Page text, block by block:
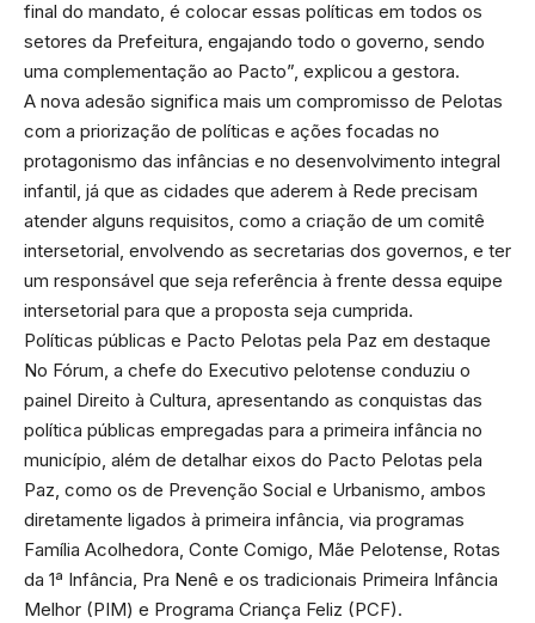
final do mandato, é colocar essas políticas em todos os
setores da Prefeitura, engajando todo o governo, sendo
uma complementação ao Pacto”, explicou a gestora.
A nova adesão significa mais um compromisso de Pelotas
com a priorização de políticas e ações focadas no
protagonismo das infâncias e no desenvolvimento integral
infantil, já que as cidades que aderem à Rede precisam
atender alguns requisitos, como a criação de um comitê
intersetorial, envolvendo as secretarias dos governos, e ter
um responsável que seja referência à frente dessa equipe
intersetorial para que a proposta seja cumprida.
Políticas públicas e Pacto Pelotas pela Paz em destaque
No Fórum, a chefe do Executivo pelotense conduziu o
painel Direito à Cultura, apresentando as conquistas das
política públicas empregadas para a primeira infância no
município, além de detalhar eixos do Pacto Pelotas pela
Paz, como os de Prevenção Social e Urbanismo, ambos
diretamente ligados à primeira infância, via programas
Família Acolhedora, Conte Comigo, Mãe Pelotense, Rotas
da 1ª Infância, Pra Nenê e os tradicionais Primeira Infância
Melhor (PIM) e Programa Criança Feliz (PCF).